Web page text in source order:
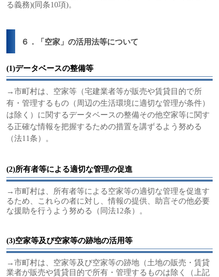
る義務)(同条10項)。
６．「空家」の活用法等について
(1)データベースの整備等
→市町村は、空家等（宅建業者等が販売や賃貸目的で所
有・管理するもの（周辺の生活環境に適切な管理が条件）
は除く）に関するデータベースの整備その他空家等に関す
る正確な情報を把握するための措置を講ずるよう努める
（法11条）。
(2)所有者等による適切な管理の促進
→市町村は、所有者等による空家等の適切な管理を促進す
るため、これらの者に対し、情報の提供、助言その他必要
な援助を行うよう努める（同法12条）。
(3)空家等及び空家等の跡地の活用等
→市町村は、空家等及び空家等の跡地（土地の販売・賃貸
業者が販売や賃貸目的で所有・管理するものは除く（上記